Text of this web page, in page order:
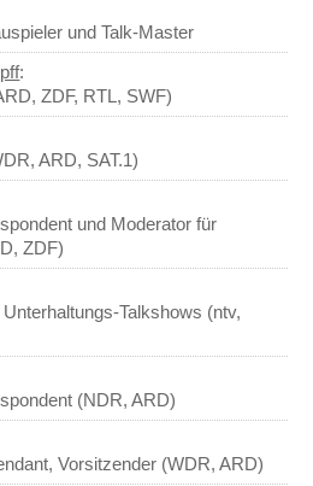
und Talk-Master
:
ZDF, RTL, SWF)
ARD, SAT.1)
und Moderator für
ZDF)
Talkshows (ntv,
(NDR, ARD)
Vorsitzender (WDR, ARD)